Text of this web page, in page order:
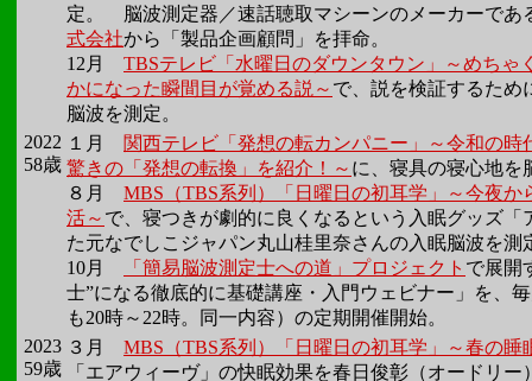
定。 脳波測定器／速話聴取マシーンのメーカーであ
式会社から「製品企画顧問」を拝命。
12月
TBSテレビ「水曜日のダウンタウン」～めちゃ
かになった瞬間目が覚める説～ で、説を検証するため
脳波を測定。
2022
58歳
１月
関西テレビ「発想の転カンパニー」～令和の
驚きの「発想の転換」を紹介！～ に、寝具の寝心地を
８月
MBS（TBS系列）「日曜日の初耳学」～今夜
活～ で、寝つきが劇的に良くなるという入眠グッズ
た元なでしこジャパン丸山桂里奈さんの入眠脳波を測
10月
「簡易脳波測定士への道」プロジェクト で展開
士”になる徹底的に基礎講座・入門ウェビナー」を、
も20時～22時。同一内容）の定期開催開始。
2023
59歳
３月
MBS（TBS系列）「日曜日の初耳学」～春の睡
「エアウィーヴ」の快眠効果を春日俊彰（オードリ